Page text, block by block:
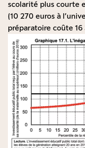
scolarité plus courte
(10 270 euros à
préparatoire coûte 16